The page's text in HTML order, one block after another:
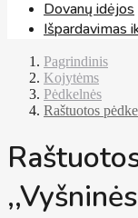
Dovanų idėjos
Išpardavimas
Pagrindinis
Kojytėms
Pėdkelnės
Raštuotos